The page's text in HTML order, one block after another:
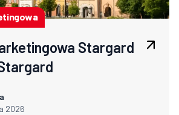
Stargard
2026